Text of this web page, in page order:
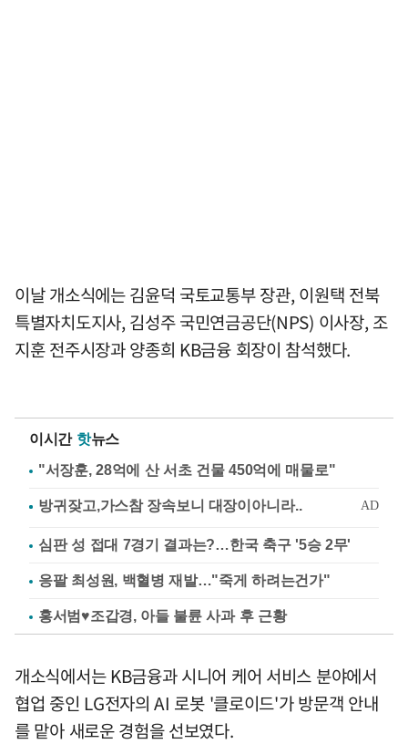
이날 개소식에는 김윤덕 국토교통부 장관, 이원택 전북
특별자치도지사, 김성주 국민연금공단(NPS) 이사장, 조
지훈 전주시장과 양종희 KB금융 회장이 참석했다.
이시간 핫뉴스
"서장훈, 28억에 산 서초 건물 450억에 매물로"
심판 성 접대 7경기 결과는?…한국 축구 '5승 2무'
응팔 최성원, 백혈병 재발…"죽게 하려는건가"
홍서범♥조갑경, 아들 불륜 사과 후 근황
개소식에서는 KB금융과 시니어 케어 서비스 분야에서
협업 중인 LG전자의 AI 로봇 '클로이드'가 방문객 안내
를 맡아 새로운 경험을 선보였다.